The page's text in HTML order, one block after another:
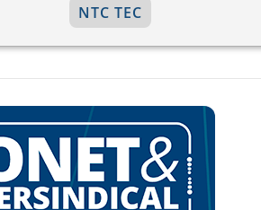
NTC TEC